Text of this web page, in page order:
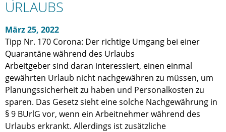
URLAUBS
März 25, 2022
Tipp Nr. 170 Corona: Der richtige Umgang bei einer
Quarantäne während des Urlaubs
Arbeitgeber sind daran interessiert, einen einmal
gewährten Urlaub nicht nachgewähren zu müssen, um
Planungssicherheit zu haben und Personalkosten zu
sparen. Das Gesetz sieht eine solche Nachgewährung in
§ 9 BUrlG vor, wenn ein Arbeitnehmer während des
Urlaubs erkrankt. Allerdings ist zusätzliche